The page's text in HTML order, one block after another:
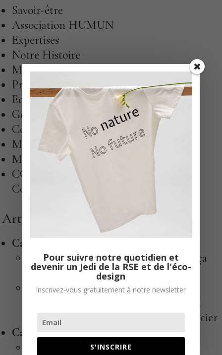
Savoir-être
Association HUMUN
Expertises
Notre Histoire
Matières
Projets
Eco-Lab
Good Stories
Contact
Mentions Légales
Merci
CGU, Politique de Confidentialité &
Cookies
Articles par catégorie
Catégorie :
CSRD ou pas CSRD ? Qu’est ce que ça
change ?
CSRD : Préparer les entreprises du
secteur textile et de l’habillement à la
nouvelle ère du reporting extra-financier
Catégorie :
REACH : UN REPORT DE LA
Pour suivre notre quotidien et
devenir un Jedi de la RSE et de l'éco-
design
Inscrivez-vous gratuitement à notre newsletter
S'INSCRIRE